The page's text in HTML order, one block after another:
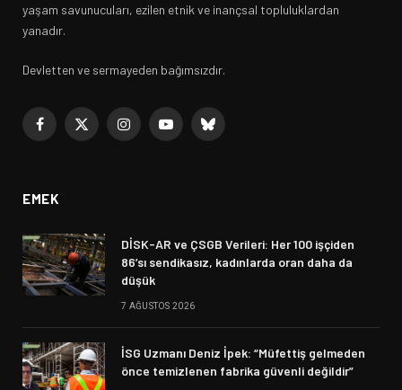
yaşam savunucuları, ezilen etnik ve inançsal topluluklardan
yanadır.
Devletten ve sermayeden bağımsızdır.
Facebook
X
InstagramYouTubeBluesky
EMEK
DİSK-AR ve ÇSGB Verileri: Her 100 işçiden
86’sı sendikasız, kadınlarda oran daha da
düşük
7 AĞUSTOS 2026
İSG Uzmanı Deniz İpek: “Müfettiş gelmeden
önce temizlenen fabrika güvenli değildir”